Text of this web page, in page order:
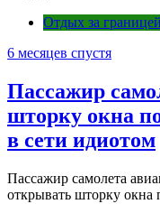
Отдых за границей
6 месяцев спустя
Пассажир
шторку окна
в сети идиотом
Пассажир самолета
открывать шторку окна